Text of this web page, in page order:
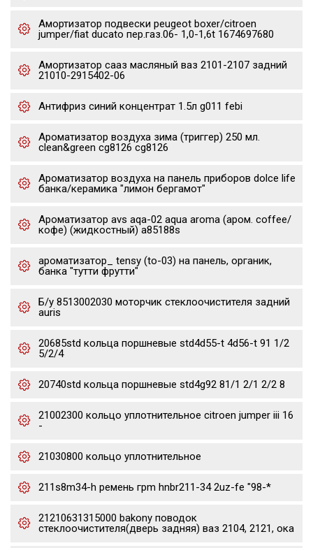
Амортизатор подвески peugeot boxer/citroen
jumper/fiat ducato пер.газ.06- 1,0-1,6t 1674697680
Амортизатор сааз масляный ваз 2101-2107 задний
21010-2915402-06
Антифриз синий концентрат 1.5л g011 febi
Ароматизатор воздуха зима (триггер) 250 мл.
clean&green cg8126 cg8126
Ароматизатор воздуха на панель приборов dolce life
банка/керамика "лимон бергамот"
Ароматизатор avs aqa-02 aqua aroma (аром. coffee/
кофе) (жидкостный) a85188s
ароматизатор_ tensy (to-03) на панель, органик,
банка "тутти фрутти"
Б/у 8513002030 моторчик стеклоочистителя задний
auris
20685std кольца поршневые std4d55-t 4d56-t 91 1/2
5/2/4
20740std кольца поршневые std4g92 81/1 2/1 2/2 8
21002300 кольцо уплотнительное citroen jumper iii 16
-
21030800 кольцо уплотнительное
211s8m34-h ремень грm hnbr211-34 2uz-fe "98-*
21210631315000 bakony поводок
стеклоочистителя(дверь задняя) ваз 2104, 2121, ока